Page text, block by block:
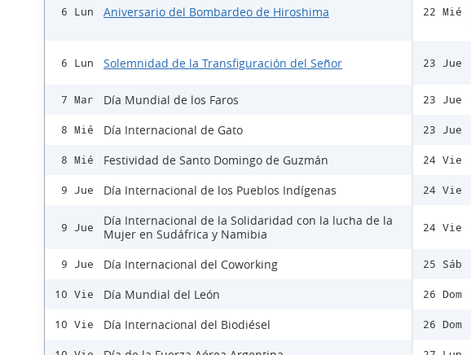
6 Lun Aniversario del Bombardeo de Hiroshima
6 Lun Solemnidad de la Transfiguración del Señor
7 Mar Día Mundial de los Faros
8 Mié Día Internacional de Gato
8 Mié Festividad de Santo Domingo de Guzmán
9 Jue Día Internacional de los Pueblos Indígenas
9 Jue
Día Internacional de la Solidaridad con la lucha de la
Mujer en Sudáfrica y Namibia
9 Jue Día Internacional del Coworking
10 Vie Día Mundial del León
10 Vie Día Internacional del Biodiésel
22 Mié
23 Jue
23 Jue
23 Jue
24 Vie
24 Vie
24 Vie
25 Sáb
26 Dom
26 Dom